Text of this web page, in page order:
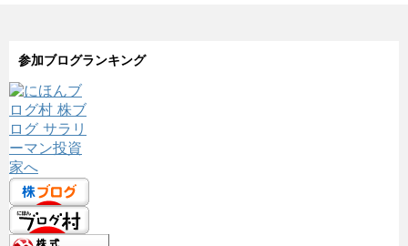
参加ブログランキング